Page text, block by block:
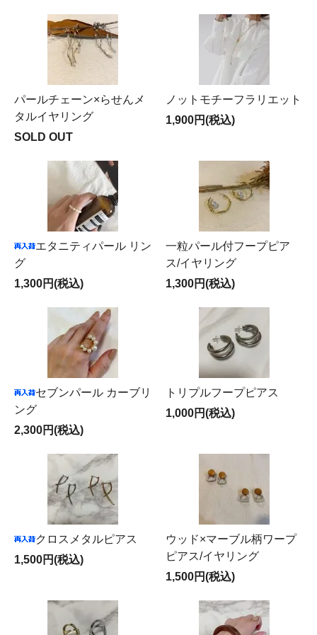
パールチェーン×らせんメ
タルイヤリング
SOLD OUT
ノットモチーフラリエット
1,900円(税込)
エタニティパール リン
グ
1,300円(税込)
一粒パール付フープピア
ス/イヤリング
1,300円(税込)
セブンパール カーブリ
ング
2,300円(税込)
トリプルフープピアス
1,000円(税込)
クロスメタルピアス
1,500円(税込)
ウッド×マーブル柄ワープ
ピアス/イヤリング
1,500円(税込)